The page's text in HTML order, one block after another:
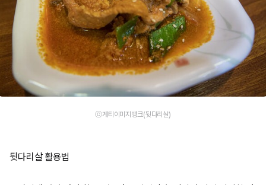
ⓒ게티이미지뱅크(뒷다리살)
뒷다리살 활용법